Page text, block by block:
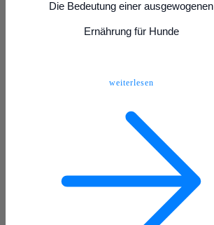
Die Bedeutung einer ausgewogenen
Ernährung für Hunde
weiterlesen